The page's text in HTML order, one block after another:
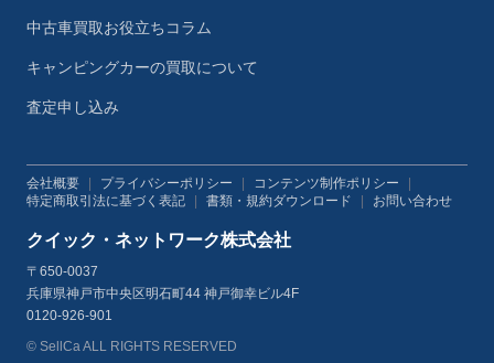
中古車買取お役立ちコラム
キャンピングカーの買取について
査定申し込み
会社概要 プライバシーポリシー コンテンツ制作ポリシー
特定商取引法に基づく表記
書類・規約ダウンロード お問い合わせ
クイック・ネットワーク株式会社
〒650-0037
兵庫県神戸市中央区明石町44 神戸御幸ビル4F
0120-926-901
© SellCa ALL RIGHTS RESERVED